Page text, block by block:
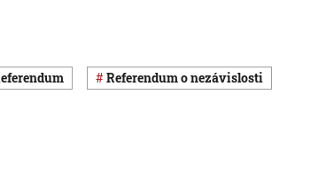
referendum referendum o nezávislosti